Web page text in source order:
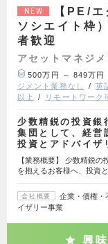
NEW
【PE/
ソシエイト枠
者歓迎
アセットマネジ
500万円 ～ 849万円
ジメント業務なし
英
以上
リモートワーク
少数精鋭の投資銀
集団として、経営
投資とアドバイザ
【業務概要】 少数精鋭
を抱えるお客様へ、投資
会社概要
企業・債権・
イザリー事業
興